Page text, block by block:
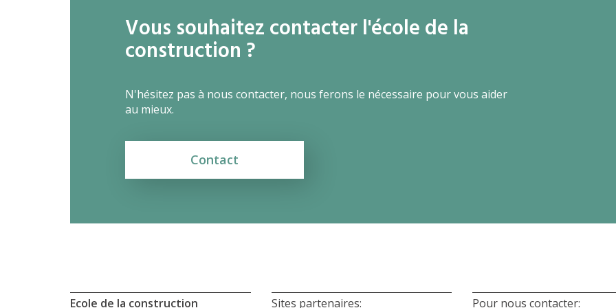
Vous souhaitez contacter l'école de la
construction ?
N'hésitez pas à nous contacter, nous ferons le nécessaire pour vous aider
au mieux.
Contact
Ecole de la construction Sites partenaires: Pour nous contacter: